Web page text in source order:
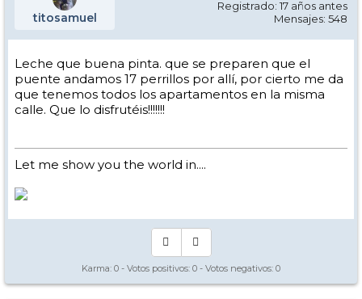
titosamuel
Registrado: 17 años antes
Mensajes: 548
Leche que buena pinta. que se preparen que el
puente andamos 17 perrillos por allí, por cierto me da
que tenemos todos los apartamentos en la misma
calle. Que lo disfrutéis!!!!!!!
Let me show you the world in....
Karma: 0 - Votos positivos: 0 - Votos negativos: 0